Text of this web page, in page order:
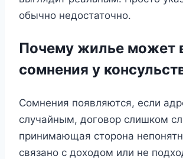
обычно недостаточно.
Почему жилье может
сомнения у
Сомнения появляются, если
случайным, договор слишком
принимающая сторона
связано с доходом или не